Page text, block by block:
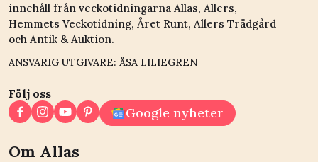
innehåll från veckotidningarna Allas, Allers,
Hemmets Veckotidning, Året Runt, Allers Trädgård
och Antik & Auktion.
ANSVARIG UTGIVARE: ÅSA LILIEGREN
Följ oss
Google nyheter
Om Allas